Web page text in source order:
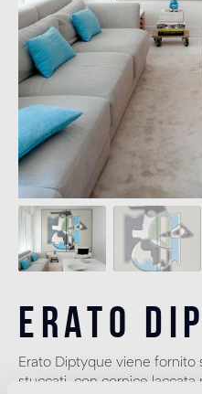
Erato
Erato Diptyque viene fornito
stuccati, con cornice laccata